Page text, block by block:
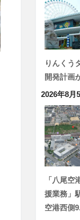
りんくう
開発計画
2026年8月
「八尾
援業務」
空港西側